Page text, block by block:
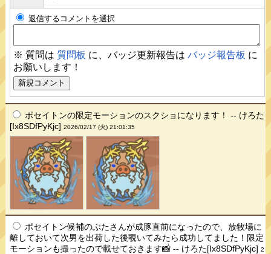
返信するコメントを選択
※ 質問は 質問板 に、バッジ更新報告はバッジ報告板 に
お願いします！
ポセイトンの限定モーションのスクショになります！ -- けろた
[Ix8SDfPyKjc]2026/02/17 (火) 21:01:35
ポセイトン候補のぶたさんが成豚直前になったので、放牧場に
離しておいて次男を出荷した後覗いてみたら成功してました！限定
モーションも撮ったので載せておきます📸 -- けろた[Ix8SDfPyKjc]2